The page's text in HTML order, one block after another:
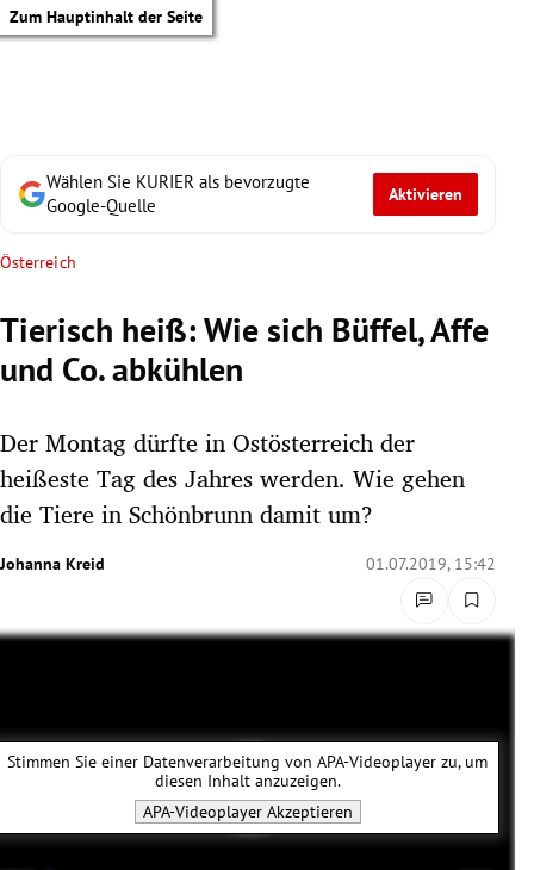
Zum Hauptinhalt der Seite
Untermenü
Untermenü
Untermenü
Wählen Sie KURIER als bevorzugte
Google-Quelle
Aktivieren
Österreich
Tierisch heiß: Wie sich Büffel, Affe
und Co. abkühlen
Der Montag dürfte in Ostösterreich der
heißeste Tag des Jahres werden. Wie gehen
die Tiere in Schönbrunn damit um?
Johanna Kreid 01.07.2019, 15:42
Stimmen Sie einer Datenverarbeitung vonAPA-Videoplayer zu, um
diesen Inhalt anzuzeigen.
APA-VideoplayerAkzeptieren